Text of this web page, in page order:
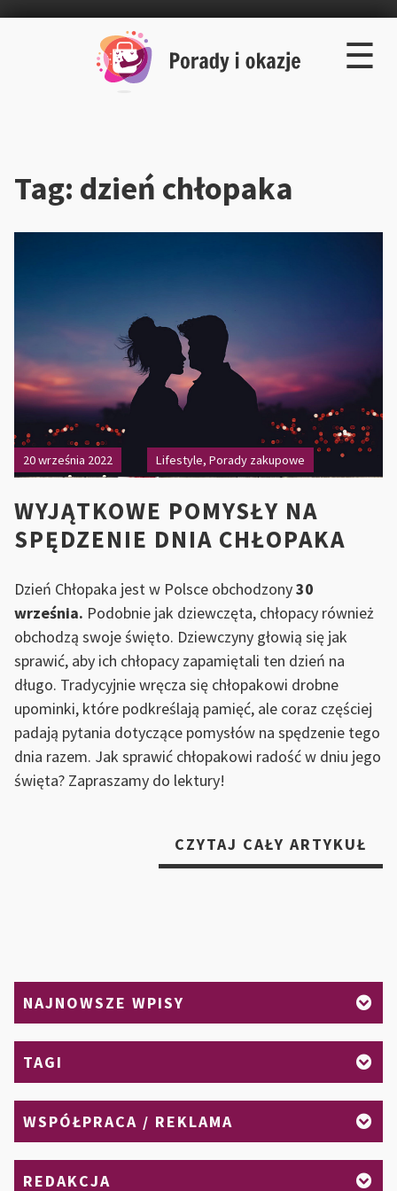
☰
×
Tag: dzień chłopaka
20 września 2022 Lifestyle, Porady zakupowe
WYJĄTKOWE POMYSŁY NA
SPĘDZENIE DNIA CHŁOPAKA
Dzień Chłopaka jest w Polsce obchodzony30
września. Podobnie jak dziewczęta, chłopacy również
obchodzą swoje święto. Dziewczyny głowią się jak
sprawić, aby ich chłopacy zapamiętali ten dzień na
długo. Tradycyjnie wręcza się chłopakowi drobne
upominki, które podkreślają pamięć, ale coraz częściej
padają pytania dotyczące pomysłów na spędzenie tego
dnia razem. Jak sprawić chłopakowi radość w dniu jego
święta? Zapraszamy do lektury!
CZYTAJ CAŁY ARTYKUŁ
NAJNOWSZE WPISY
TAGI
WSPÓŁPRACA / REKLAMA
REDAKCJA